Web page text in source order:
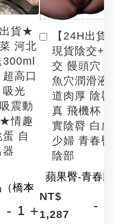
貨★
河北
300ml
高口
吸光
震動
情趣
自
器
- +
【24H出貨
現貨陰交+
交 饅頭穴
魚穴潤滑液
道肉厚 陰
真 飛機杯
實陰脣 白
少婦 青春臀
陰部
NT$
1,287
-